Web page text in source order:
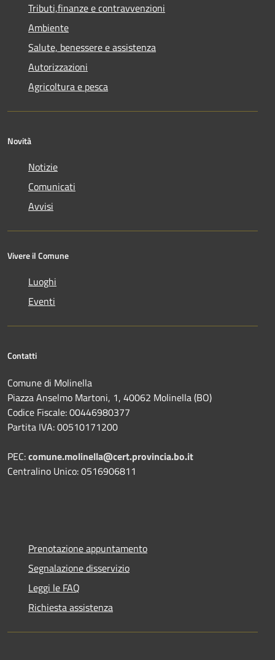
Tributi,finanze e contravvenzioni
Ambiente
Salute, benessere e assistenza
Autorizzazioni
Agricoltura e pesca
Novità
Notizie
Comunicati
Avvisi
Vivere il Comune
Luoghi
Eventi
Contatti
Comune di Molinella
Piazza Anselmo Martoni, 1, 40062 Molinella (BO)
Codice Fiscale: 00446980377
Partita IVA: 00510171200
PEC:comune.molinella@cert.provincia.bo.it
Centralino Unico: 0516906811
Prenotazione appuntamento
Segnalazione disservizio
Leggi le FAQ
Richiesta assistenza